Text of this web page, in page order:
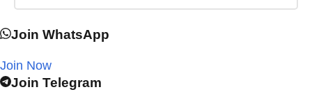
Join WhatsApp
Join Now
Join Telegram